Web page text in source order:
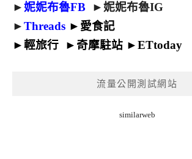
►妮妮布魯FB ►妮妮布魯IG
►Threads ► 愛食記
►輕旅行 ► 奇摩駐站 ►ETtoday
流量公開測試網站
similarweb